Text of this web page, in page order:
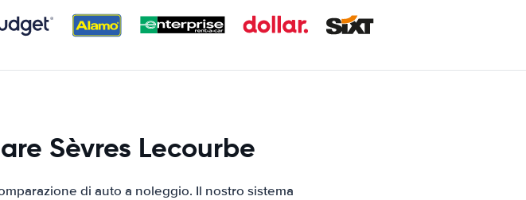
Sèvres Lecourbe
di auto a noleggio. Il nostro sistema